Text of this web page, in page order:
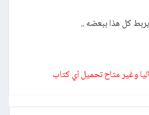
كل هذا ببعضه ..
وغير متاح تحميل أي كتاب